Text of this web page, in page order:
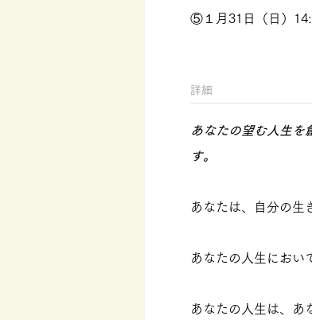
⑤１月31日（日）
​詳細
あなたの望む人生を
す。
あなたは、自分の生
あなたの人生におい
あなたの人生は、あ